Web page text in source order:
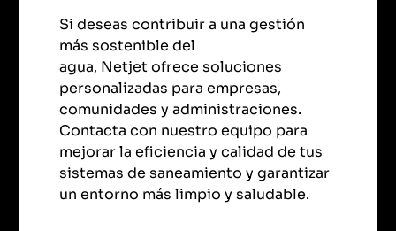
Si deseas contribuir a una gestión
más sostenible del
agua, Netjet ofrece soluciones
personalizadas para empresas,
comunidades y administraciones.
Contacta con nuestro equipo para
mejorar la eficiencia y calidad de tus
sistemas de saneamiento y garantizar
un entorno más limpio y saludable.